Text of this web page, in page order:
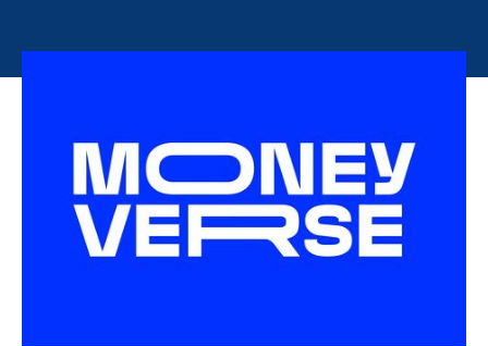
Eine Initiative der Schweizerischen
Nationalbank (SNB) in
Zusammenarbeit mit dem